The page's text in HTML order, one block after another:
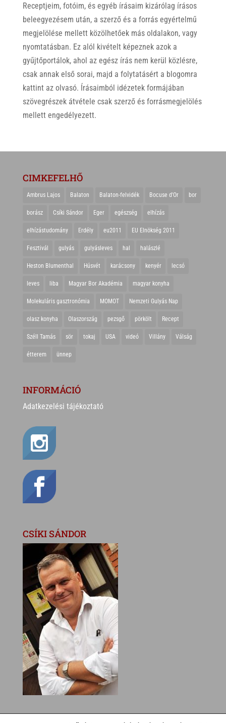
Receptjeim, fotóim, és egyéb írásaim kizárólag írásos
beleegyezésem után, a szerző és a forrás egyértelmű
megjelölése mellett közölhetőek más oldalakon, vagy
nyomtatásban. Ez alól kivételt képeznek azok a
gyűjtőportálok, ahol az egész írás nem kerül közlésre,
csak annak első sorai, majd a folytatásért a blogomra
kattint az olvasó. Írásaimból idézetek formájában
szövegrészek átvétele csak szerző és forrásmegjelölés
mellett engedélyezett.
CIMKEFELHŐ
Ambrus Lajos Balaton Balaton-felvidék Bocuse d'Or bor
borász Csíki Sándor Eger egészség elhízás
elhízástudomány Erdély eu2011 EU Elnökség 2011
Fesztivál gulyás gulyásleves hal halászlé
Heston Blumenthal Húsvét karácsony kenyér lecsó
leves liba Magyar Bor Akadémia magyar konyha
Molekuláris gasztronómia MOMOT Nemzeti Gulyás Nap
olasz konyha Olaszország pezsgő pörkölt Recept
Széll Tamás sör tokaj USA videó Villány Válság
étterem ünnep
INFORMÁCIÓ
Adatkezelési tájékoztató
CSÍKI SÁNDOR